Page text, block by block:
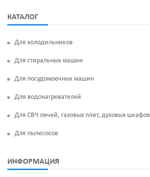
КАТАЛОГ
Для холодильников
Для стиральных машин
Для посудомоечных машин
Для водонагревателей
Для СВЧ печей, газовых плит, духовых шкафов
Для пылесосов
ИНФОРМАЦИЯ